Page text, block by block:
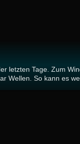
letzten Tage. Zum
Wellen. So kann es